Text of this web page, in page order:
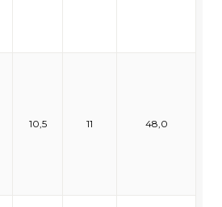
10,5 11 48,0